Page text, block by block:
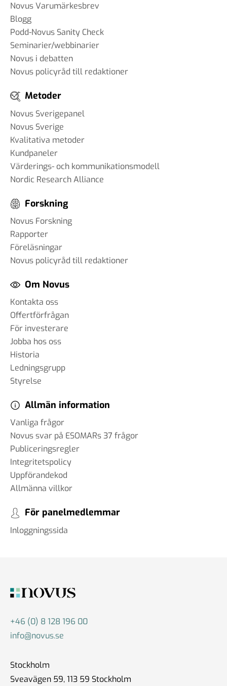
Novus Varumärkesbrev
Blogg
Podd-Novus Sanity Check
Seminarier/webbinarier
Novus i debatten
Novus policyråd till redaktioner
Metoder
Novus Sverigepanel
Novus Sverige
Kvalitativa metoder
Kundpaneler
Värderings- och kommunikationsmodell
Nordic Research Alliance
Forskning
Novus Forskning
Rapporter
Föreläsningar
Novus policyråd till redaktioner
Om Novus
Kontakta oss
Offertförfrågan
För investerare
Jobba hos oss
Historia
Ledningsgrupp
Styrelse
Allmän information
Vanliga frågor
Novus svar på ESOMARs 37 frågor
Publiceringsregler
Integritetspolicy
Uppförandekod
Allmänna villkor
För panelmedlemmar
Inloggningssida
+46 (0) 8 128 196 00
info@novus.se
Stockholm
Sveavägen 59, 113 59 Stockholm